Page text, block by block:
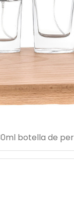
botella de